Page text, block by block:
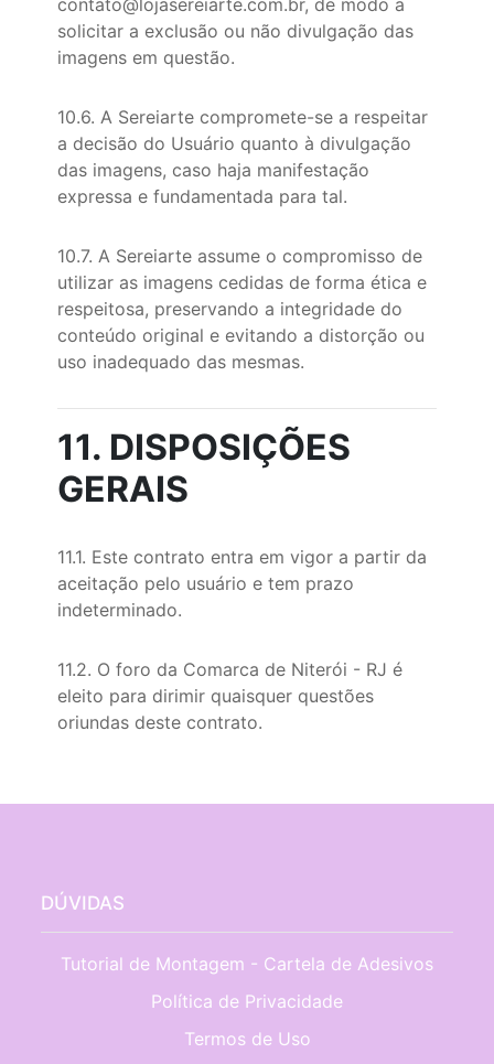
contato@lojasereiarte.com.br, de modo a
solicitar a exclusão ou não divulgação das
imagens em questão.
10.6. A Sereiarte compromete-se a respeitar
a decisão do Usuário quanto à divulgação
das imagens, caso haja manifestação
expressa e fundamentada para tal.
10.7. A Sereiarte assume o compromisso de
utilizar as imagens cedidas de forma ética e
respeitosa, preservando a integridade do
conteúdo original e evitando a distorção ou
uso inadequado das mesmas.
11. DISPOSIÇÕES
GERAIS
11.1. Este contrato entra em vigor a partir da
aceitação pelo usuário e tem prazo
indeterminado.
11.2. O foro da Comarca de Niterói - RJ é
eleito para dirimir quaisquer questões
oriundas deste contrato.
DÚVIDAS
Tutorial de Montagem - Cartela de Adesivos
Política de Privacidade
Termos de Uso